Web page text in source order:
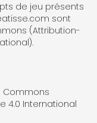
de jeu présents
sont
(Attribution-
Commons
4.0 International